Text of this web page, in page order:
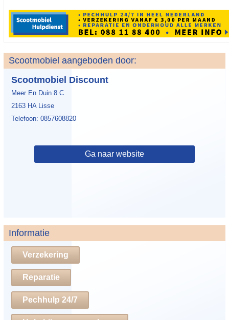
Scootmobiel aangeboden door:
Scootmobiel Discount
Meer En Duin 8 C
2163 HA Lisse
Telefoon: 0857608820
Ga naar website
Informatie
Verzekering
Reparatie
Pechhulp 24/7